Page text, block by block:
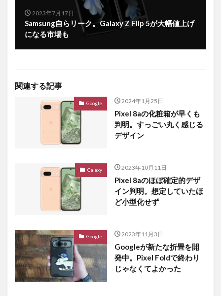
2023年7月17日
Samsung自らリーク。Galaxy Z Flip 5が大幅値上げ
になる市場も
関連する記事
Google 2024年1月25日
Pixel 8aの化粧箱が早くも
判明。すっごい丸く感じる
デザイン
Galaxy 2023年10月11日
Pixel 8aのほぼ確定的デザ
イン判明。想定していたほ
ど小型化せず
Google 2023年11月3日
Googleが新たな折畳を開
発中。Pixel Foldで終わり
じゃなくてよかった